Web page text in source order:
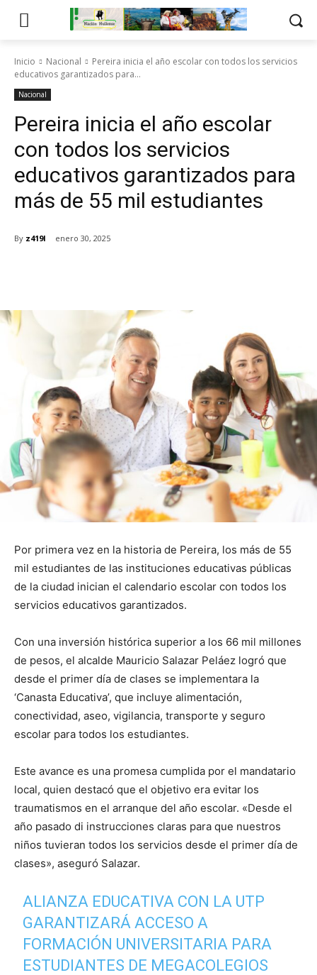
Inicio Nacional
Pereira inicia el año escolar con todos los servicios
educativos garantizados para...
Nacional
Pereira inicia el año escolar
con todos los servicios
educativos garantizados para
más de 55 mil estudiantes
By z419l enero 30, 2025
Por primera vez en la historia de Pereira, los más de 55
mil estudiantes de las instituciones educativas públicas
de la ciudad inician el calendario escolar con todos los
servicios educativos garantizados.
Con una inversión histórica superior a los 66 mil millones
de pesos, el alcalde Mauricio Salazar Peláez logró que
desde el primer día de clases se implementara la
‘Canasta Educativa’, que incluye alimentación,
conectividad, aseo, vigilancia, transporte y seguro
escolar para todos los estudiantes.
Este avance es una promesa cumplida por el mandatario
local, quien destacó que el objetivo era evitar los
traumatismos en el arranque del año escolar. «Desde el
año pasado di instrucciones claras para que nuestros
niños tuvieran todos los servicios desde el primer día de
clases», aseguró Salazar.
ALIANZA EDUCATIVA CON LA UTP
GARANTIZARÁ ACCESO A
FORMACIÓN UNIVERSITARIA PARA
ESTUDIANTES DE MEGACOLEGIOS